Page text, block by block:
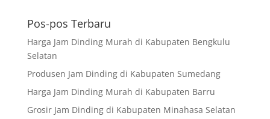
Pos-pos Terbaru
Harga Jam Dinding Murah di Kabupaten Bengkulu
Selatan
Produsen Jam Dinding di Kabupaten Sumedang
Harga Jam Dinding Murah di Kabupaten Barru
Grosir Jam Dinding di Kabupaten Minahasa Selatan